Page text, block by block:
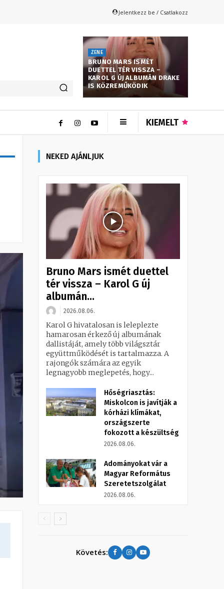
Jelentkezz be / Csatlakozz
ZENE
BRUNO MARS ISMÉT
DUETTEL TÉR VISSZA –
KAROL G ÚJ ALBUMÁN DRAKE
IS KÖZREMŰKÖDIK
KIEMELT
NEKED AJÁNLJUK
Bruno Mars ismét duettel
tér vissza – Karol G új
albumán...
2026.08.06.
Karol G hivatalosan is leleplezte
hamarosan érkező új albumának
dallistáját, amely több világsztár
együttműködését is tartalmazza. A
rajongók számára az egyik
legnagyobb meglepetés, hogy...
Hőségriasztás:
Miskolcon is javítják a
kórházi klímákat,
országszerte
fokozott a készültség
2026.08.06.
Adományokat vár a
Magyar Református
Szeretetszolgálat
2026.08.06.
Követés: